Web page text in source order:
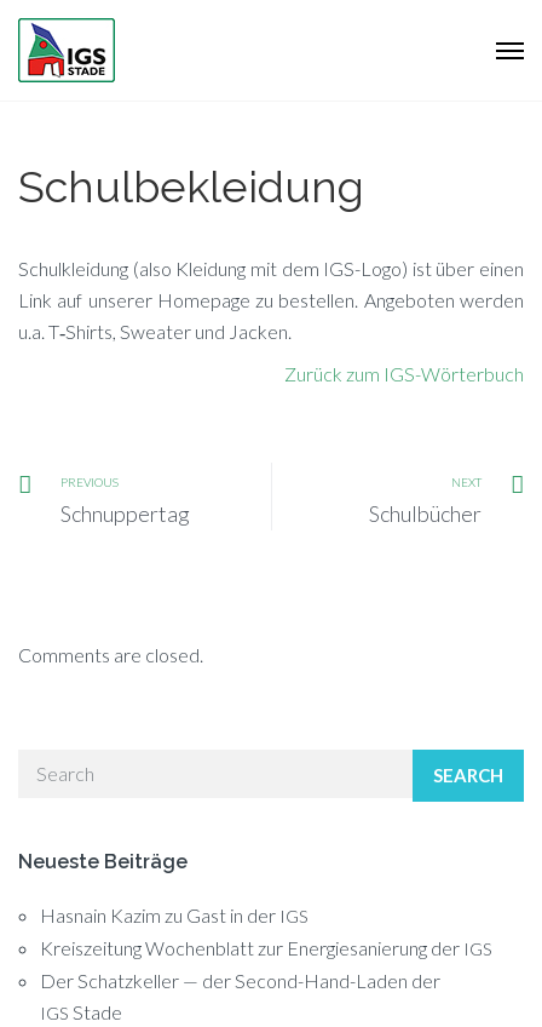
Schulbekleidung
Schul­klei­dung (also Klei­dung mit dem IGS-Logo) ist über ei­nen
Link auf un­se­rer Home­page zu be­stel­len. An­ge­bo­ten wer­den
u.a. T‑Shirts, Swea­ter und Jacken.
Zu­rück zum IGS-Wörterbuch
PREVIOUS
Schnuppertag
NEXT
Schulbücher
Comments are closed.
SEARCH
Neueste Beiträge
Hasnain Kazim zu Gast in der IGS
Kreiszeitung Wochenblatt zur Energiesanierung der IGS
Der Schatzkeller — der Second-Hand-Laden der
IGS Stade